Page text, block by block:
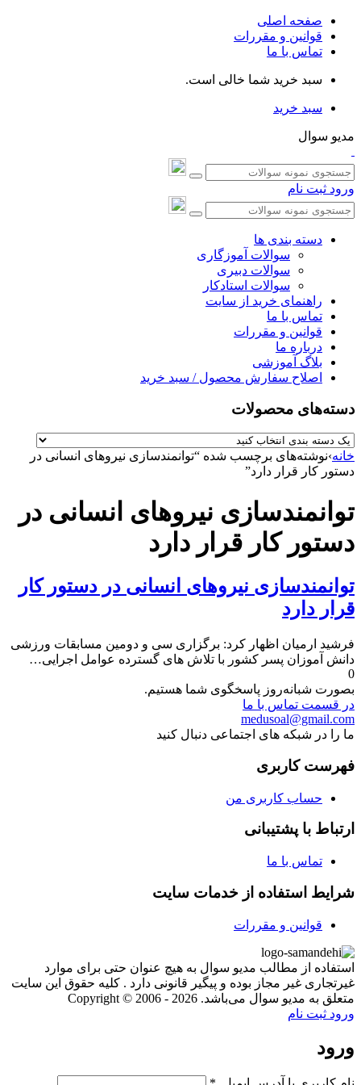
صفحه اصلی
قوانین و مقررات
تماس با ما
سبد خرید شما خالی است.
سبد خرید
مدیو سوال
ورود ثبت نام
دسته بندی ها
سوالات آموزگاری
سوالات دبیری
سوالات استادکار
راهنمای خرید از سایت
تماس با ما
قوانین و مقررات
درباره ما
بلاگ آموزشی
اصلاح سفارش محصول / سبد خرید
دسته‌های محصولات
خانه›نوشته‌های برچسب شده “توانمندسازی نیروهای انسانی در
دستور کار قرار دارد”
توانمندسازی نیروهای انسانی در
دستور کار قرار دارد
توانمندسازی نیروهای انسانی در دستور کار
قرار دارد
فرشید ارمیان اظهار کرد: برگزاری سی و دومین مسابقات ورزشی
دانش آموزان پسر کشور با تلاش های گسترده عوامل اجرایی…
0
بصورت شبانه‌روز پاسخگوی شما هستیم.
در قسمت تماس با ما
medusoal@gmail.com
ما را در شبکه های اجتماعی دنبال کنید
فهرست کاربری
حساب کاربری من
ارتباط با پشتیبانی
تماس با ما
شرایط استفاده از خدمات سایت
قوانین و مقررات
استفاده از مطالب مدیو سوال به هیچ عنوان حتی برای موارد
غیرتجاری غیر مجاز بوده و پیگیر قانونی دارد . کلیه حقوق این سایت
متعلق به مدیو سوال می‌باشد. Copyright © 2006 - 2026
ورود ثبت نام
ورود